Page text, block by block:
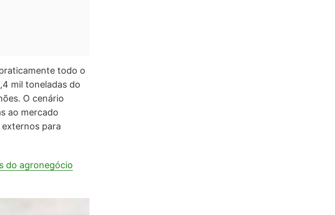
todo o
mil toneladas do
O cenário
ao mercado
para
do agronegócio